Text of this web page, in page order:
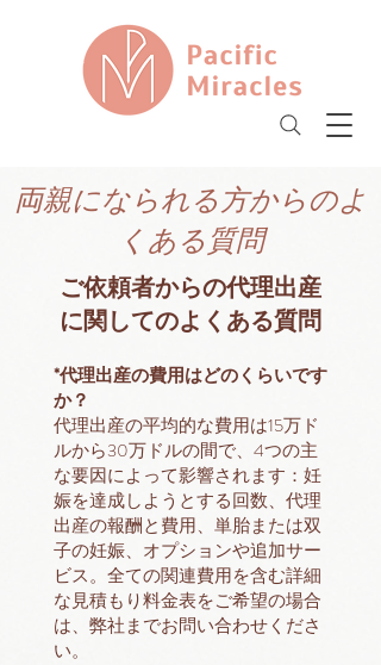
両親になられる方からのよ
くある質問
ご依頼者からの代理出産
に関してのよくある質問
*代理出産の費用はどのくらいです
か？
代理出産の平均的な費用は15万ド
ルから30万ドルの間で、4つの主
な要因によって影響されます：妊
娠を達成しようとする回数、代理
出産の報酬と費用、単胎または双
子の妊娠、オプションや追加サー
ビス。全ての関連費用を含む詳細
な見積もり料金表をご希望の場合
は、弊社までお問い合わせくださ
い。